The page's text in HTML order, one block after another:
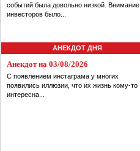
событий была довольно низкой. Внимание
инвесторов было...
АНЕКДОТ ДНЯ
Анекдот на 03/08/2026
С появлением инстаграма у многих
появились иллюзии, что их жизнь кому-то
интересна...